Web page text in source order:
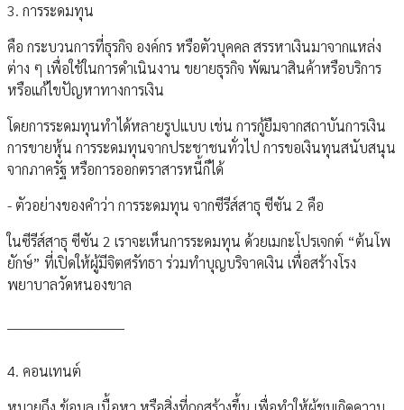
3. การระดมทุน
คือ กระบวนการที่ธุรกิจ องค์กร หรือตัวบุคคล สรรหาเงินมาจากแหล่ง
ต่าง ๆ เพื่อใช้ในการดำเนินงาน ขยายธุรกิจ พัฒนาสินค้าหรือบริการ
หรือแก้ไขปัญหาทางการเงิน
โดยการระดมทุนทำได้หลายรูปแบบ เช่น การกู้ยืมจากสถาบันการเงิน
การขายหุ้น การระดมทุนจากประชาชนทั่วไป การขอเงินทุนสนับสนุน
จากภาครัฐ หรือการออกตราสารหนี้ก็ได้
- ตัวอย่างของคำว่า การระดมทุน จากซีรีส์สาธุ ซีซัน 2 คือ
ในซีรีส์สาธุ ซีซัน 2 เราจะเห็นการระดมทุน ด้วยเมกะโปรเจกต์ “ต้นโพ
ยักษ์” ที่เปิดให้ผู้มีจิตศรัทธา ร่วมทำบุญบริจาคเงิน เพื่อสร้างโรง
พยาบาลวัดหนองขาล
4. คอนเทนต์